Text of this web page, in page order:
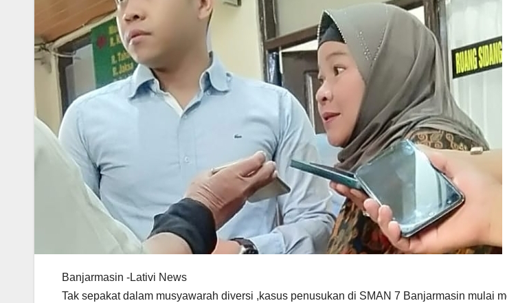
Banjarmasin -Lativi News
Tak sepakat dalam musyawarah diversi ,kasus penusukan di SMAN 7 Banjarmasin mulai